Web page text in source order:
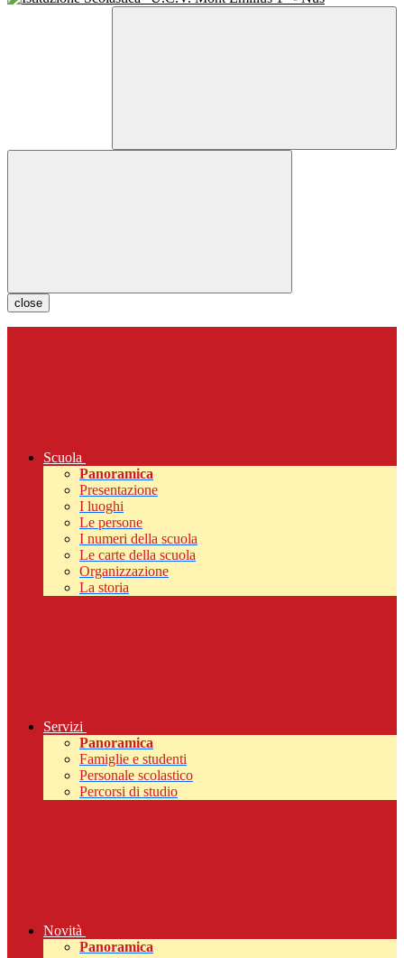
close
Scuola
Panoramica
Presentazione
I luoghi
Le persone
I numeri della scuola
Le carte della scuola
Organizzazione
La storia
Servizi
Panoramica
Famiglie e studenti
Personale scolastico
Percorsi di studio
Novità
Panoramica